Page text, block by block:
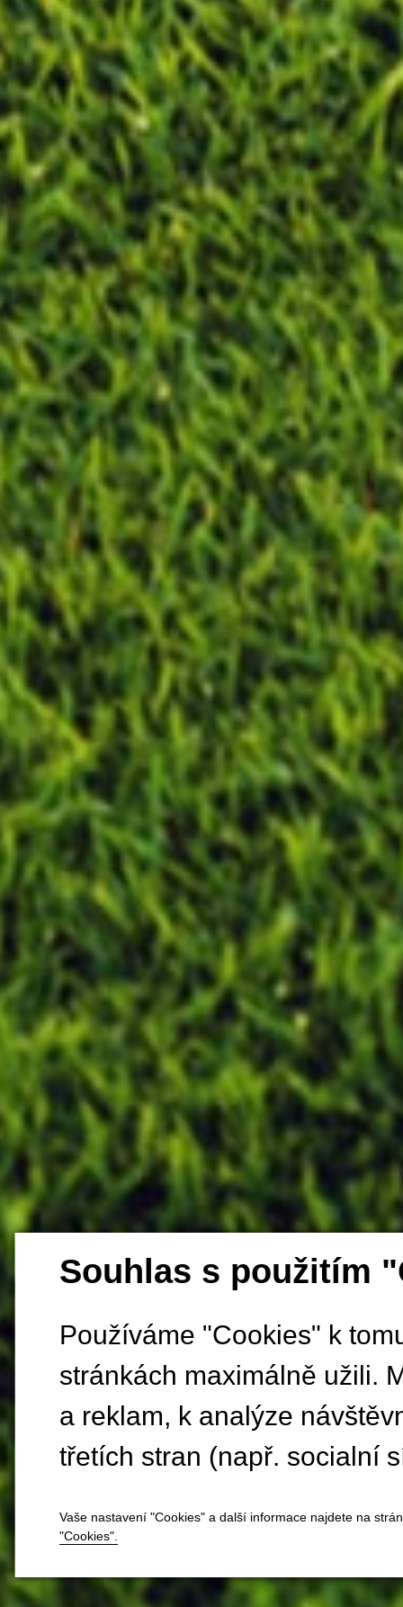
Souhlas s použitím
Používáme "Cookies" k
stránkách maximálně užili.
a reklam, k analýze
třetích stran (např. socialní
Vaše nastavení "Cookies" a další informace najdete na
"Cookies".